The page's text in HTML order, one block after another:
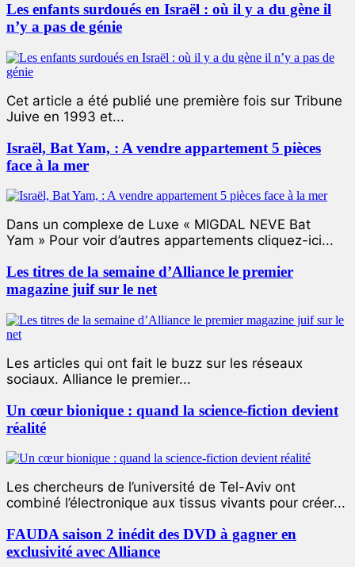
Les enfants surdoués en Israël : où il y a du gène il
n’y a pas de génie
Cet article a été publié une première fois sur Tribune
Juive en 1993 et...
Israël, Bat Yam, : A vendre appartement 5 pièces
face à la mer
Dans un complexe de Luxe « MIGDAL NEVE Bat
Yam » Pour voir d’autres appartements cliquez-ici...
Les titres de la semaine d’Alliance le premier
magazine juif sur le net
Les articles qui ont fait le buzz sur les réseaux
sociaux. Alliance le premier...
Un cœur bionique : quand la science-fiction devient
réalité
Les chercheurs de l’université de Tel-Aviv ont
combiné l’électronique aux tissus vivants pour créer...
FAUDA saison 2 inédit des DVD à gagner en
exclusivité avec Alliance